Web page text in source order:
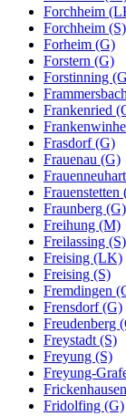
Forchheim
Forchheim (S)
Forheim (G)
Forstern (G)
Forstinning
Frankenried
Frasdorf (G)
Frauenau (G)
Frauenstetten
Fraunberg (G)
Freihung (M)
Freilassing (S)
Freising (LK)
Freising (S)
Fremdingen
Frensdorf (G)
Freudenberg
Freystadt (S)
Freyung (S)
Freyung-
Fridolfing (G)